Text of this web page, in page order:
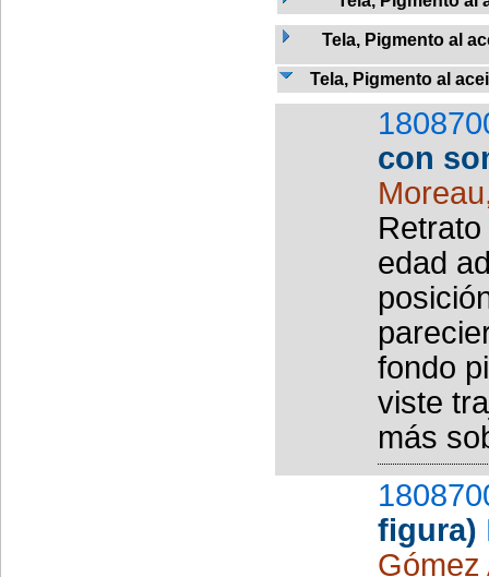
Tela, Pigmento al
Tela, Pigmento al
con
edad
fondo
viste
más
figura)
Gómez